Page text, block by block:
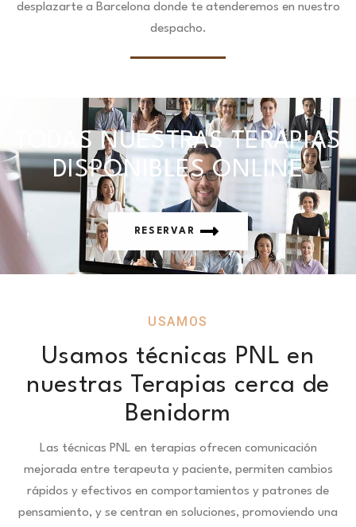
desplazarte a Barcelona donde te atenderemos en nuestro
despacho.
TODAS NUESTRAS TERAPIAS
DISPONIBLES ONLINE
RESERVAR
USAMOS
Usamos técnicas PNL en
nuestras Terapias cerca de
Benidorm
Las técnicas PNL en terapias ofrecen comunicación
mejorada entre terapeuta y paciente, permiten cambios
rápidos y efectivos en comportamientos y patrones de
pensamiento, y se centran en soluciones, promoviendo una